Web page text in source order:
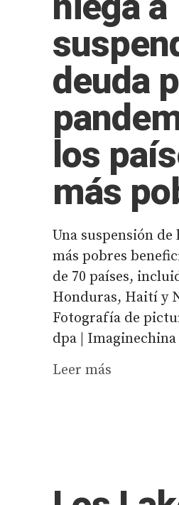
deuda
los
más
Una suspensión de
más pobres
de 70 países,
Honduras, Haití y
Fotografía de
dpa | Imaginechina
Leer más